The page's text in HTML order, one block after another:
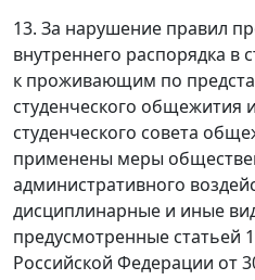
13. За нарушение правил
внутреннего распорядка
к проживающим по
студенческого
студенческого совета
применены меры
административного
дисциплинарные и иные
предусмотренные статьей
Российской Федерации от